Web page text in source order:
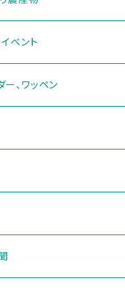
ベント
ー、ワッペン